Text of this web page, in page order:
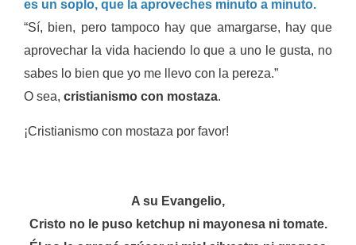
es un soplo, que la aproveches minuto a minuto.
“Sí, bien, pero tampoco hay que amargarse, hay que
aprovechar la vida haciendo lo que a uno le gusta, no
sabes lo bien que yo me llevo con la pereza.”
O sea, cristianismo con mostaza.
¡Cristianismo con mostaza por favor!
A su Evangelio,
Cristo no le puso ketchup ni mayonesa ni tomate.